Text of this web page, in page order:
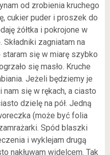
od zrobienia kruchego
cukier puder i proszek do
żółtka i pokrojone w
Składniki zagniatam na
się w miarę szybko
się masło. Kruche
Jeżeli będziemy je
nam się w rękach, a ciasto
dzielę na pół. Jedną
(może być folia
Spód blaszki
i wyklejam drugą
nakłuwam widelcem. Tak